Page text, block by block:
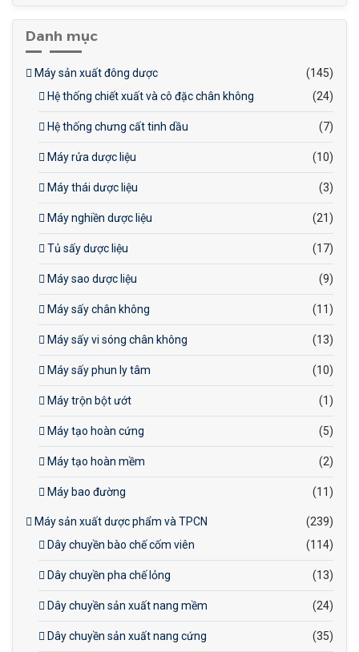
Danh mục
Máy sản xuất đông dược
(145)
Hệ thống chiết xuất và cô đặc chân không
(24)
Hệ thống chưng cất tinh dầu (7)
Máy rửa dược liệu (10)
Máy thái dược liệu (3)
Máy nghiền dược liệu (21)
Tủ sấy dược liệu (17)
Máy sao dược liệu (9)
Máy sấy chân không (11)
Máy sấy vi sóng chân không (13)
Máy sấy phun ly tâm (10)
Máy trộn bột ướt (1)
Máy tạo hoàn cứng (5)
Máy tạo hoàn mềm (2)
Máy bao đường (11)
Máy sản xuất dược phẩm và TPCN
(239)
Dây chuyền bào chế cốm viên
(114)
Dây chuyền pha chế lỏng (13)
Dây chuyền sản xuất nang mềm (24)
Dây chuyền sản xuất nang cứng (35)